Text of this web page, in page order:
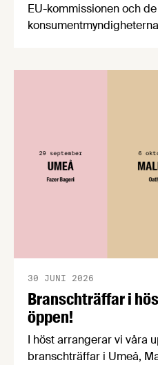
EU-kommissionen och
Branschträffar i
öppen!
30 JUNI 2026
I höst arrangerar vi våra
branschträffar i Umeå,